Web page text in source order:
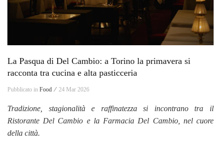
La Pasqua di Del Cambio: a Torino la primavera si
racconta tra cucina e alta pasticceria
Pubblicato in Food ⁄ 24 Mar 2026
Tradizione, stagionalità e raffinatezza si incontrano tra il
Ristorante Del Cambio e la Farmacia Del Cambio, nel cuore
della città.